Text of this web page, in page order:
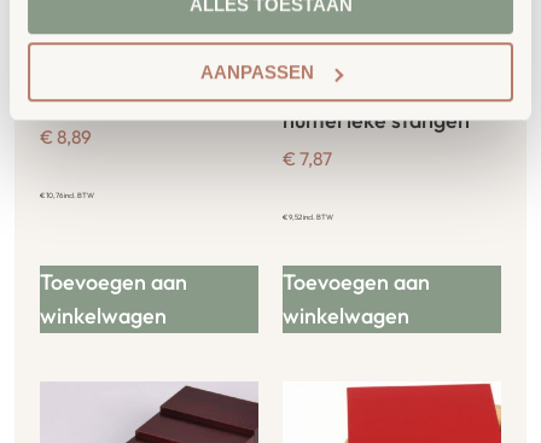
AANPASSEN
Softbal Blauw ∅ 15cm
€ 8,89
€10,76incl. BTW
Toevoegen aan
winkelwagen
Getallenkaarten voor
numerieke stangen
€ 7,87
€9,52incl. BTW
Toevoegen aan
winkelwagen